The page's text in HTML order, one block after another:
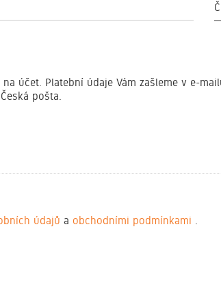
účet. Platební údaje Vám zašleme v e-
pošta.
údajů a obchodními podmínkami .